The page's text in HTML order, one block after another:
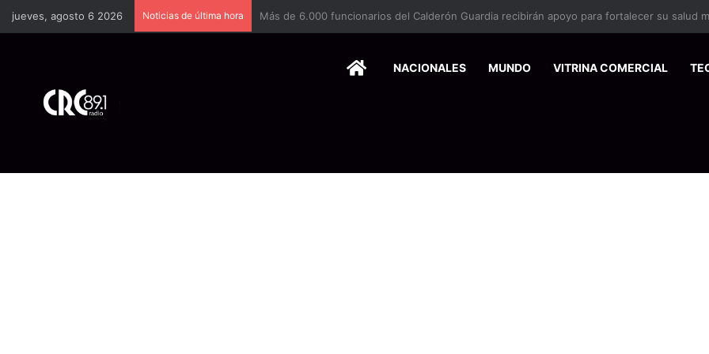
jueves, agosto 6 2026 Noticias de última hora
HOMENACIONALES MUNDO VITRINA COMERCIAL